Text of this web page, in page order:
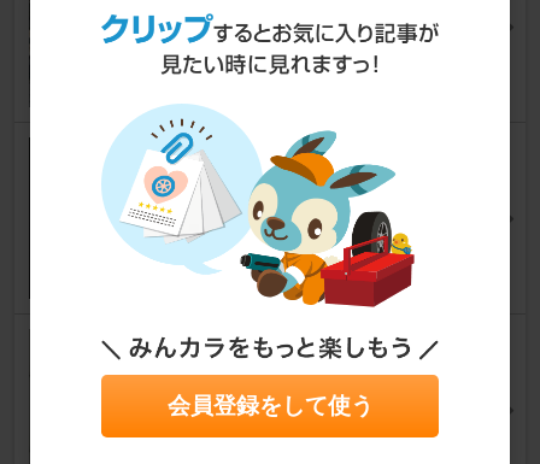
A4 アバント (ワゴン)
だじょーさん
26
不明 Keyケース
A4 アバント (ワゴン)
ジョー1965さん
8
Shell Engine Deposit Cleaner
X5000
A4 アバント (ワゴン)
会員登録をして使う